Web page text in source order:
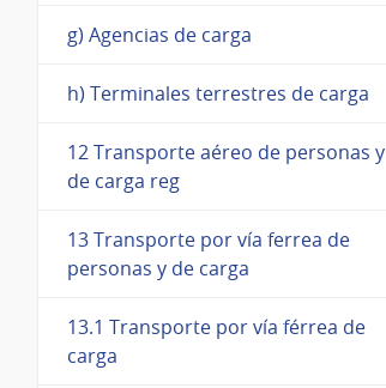
g) Agencias de carga
h) Terminales terrestres de carga
12 Transporte aéreo de personas y
de carga reg
13 Transporte por vía ferrea de
personas y de carga
13.1 Transporte por vía férrea de
carga